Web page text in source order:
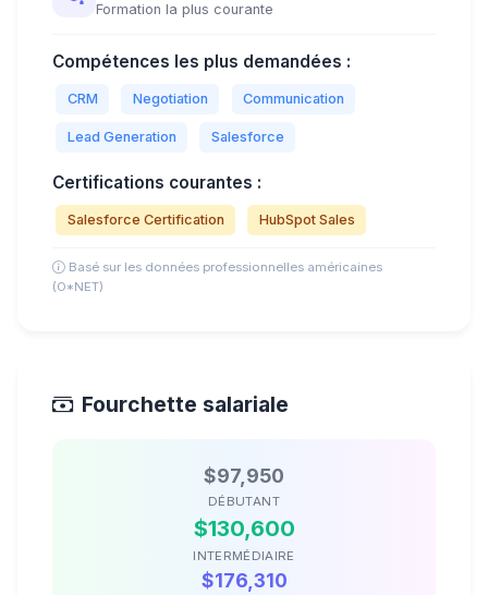
Formation la plus courante
Compétences les plus demandées :
CRM Negotiation Communication
Lead Generation Salesforce
Certifications courantes :
Salesforce Certification HubSpot Sales
Basé sur les données professionnelles américaines
(O*NET)
Fourchette salariale
$97,950
DÉBUTANT
$130,600
INTERMÉDIAIRE
$176,310